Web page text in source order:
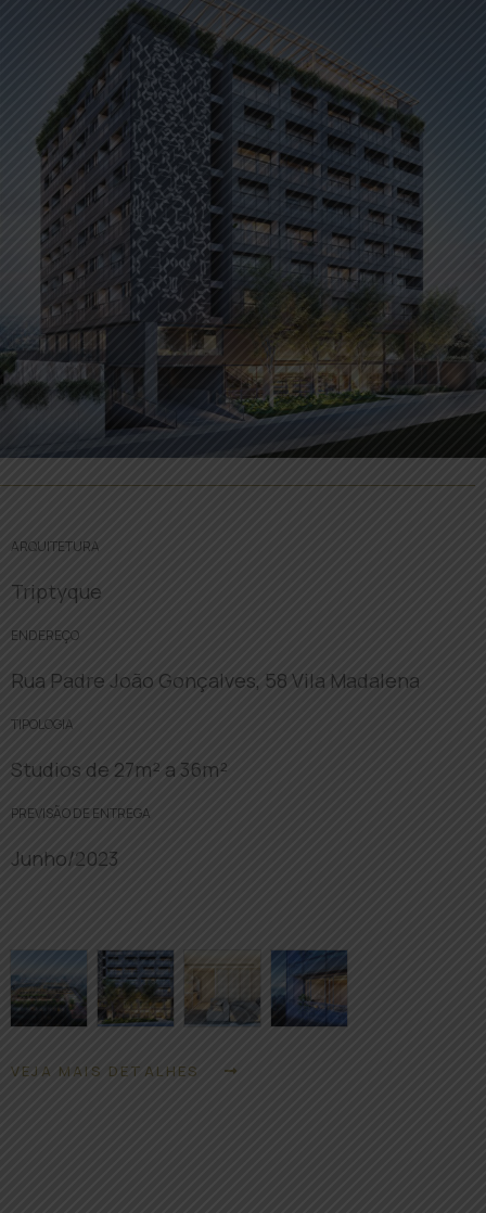
ARQUITETURA
Triptyque
ENDEREÇO
Rua Padre João Gonçalves, 58 Vila Madalena
TIPOLOGIA
Studios de 27m² a 36m²
PREVISÃO DE ENTREGA
Junho/2023
VEJA MAIS DETALHES